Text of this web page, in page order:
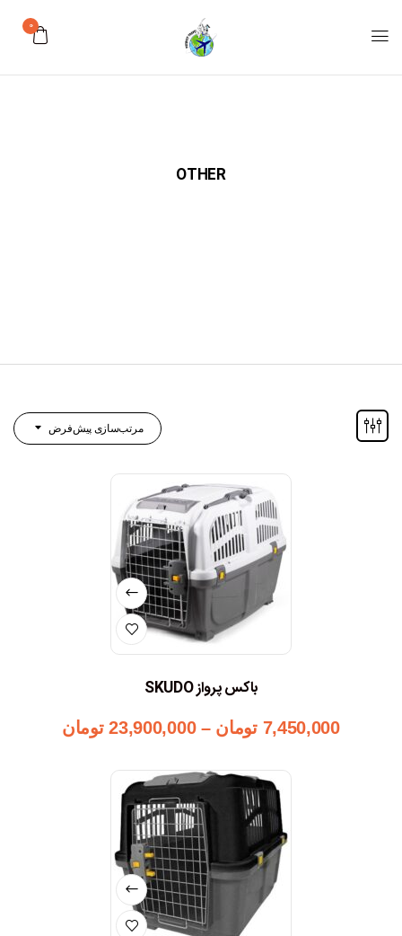
0
OTHER
مرتب‌سازی پیش‌فرض
باکس پرواز SKUDO
7,450,000 تومان –
23,900,000 تومان